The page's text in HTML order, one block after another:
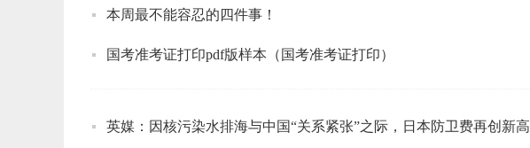
本周最不能容忍的四件事！
国考准考证打印pdf版样本（国考准考证打印）
英媒：因核污染水排海与中国“关系紧张”之际，日本防卫费再创新高